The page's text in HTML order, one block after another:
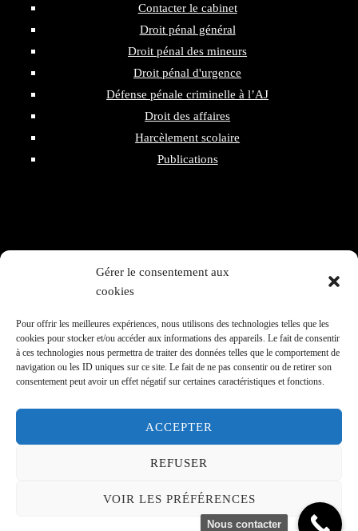
Gérer le consentement aux
cookies
Pour offrir les meilleures expériences, nous utilisons des technologies telles que les
cookies pour stocker et/ou accéder aux informations des appareils. Le fait de consentir
à ces technologies nous permettra de traiter des données telles que le comportement de
navigation ou les ID uniques sur ce site. Le fait de ne pas consentir ou de retirer son
consentement peut avoir un effet négatif sur certaines caractéristiques et fonctions.
ACCEPTER
REFUSER
VOIR LES PRÉFÉRENCES
Contacter le cabinet
Droit pénal général
Droit pénal des mineurs
Droit pénal d'urgence
Défense pénale criminelle à l’AJ
Droit des affaires
Harcèlement scolaire
Publications
160 rue du Temple
Rpeilhamadouche@rph-avocats.com
Copyright © 2026 Richard Peil-Hamadouche
Nous contacter